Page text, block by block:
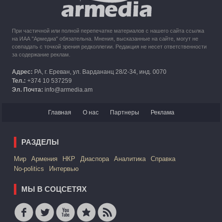
При частичной или полной перепечатке материалов с нашего сайта ссылка
на ИАА "Армедиа" обязательна. Мнения, высказанные на сайте, могут не
совпадать с точкой зрения редколлегии. Редакция не несет ответственности
за содержание реклам.
Адрес: РА, г. Ереван, ул. Вардананц 28/2-34, инд. 0070
Тел.: +374 10 537259
Эл. Почта: info@armedia.am
Главная О нас Партнеры Реклама
РАЗДЕЛЫ
Mир Армения НКР Диаспора Аналитика
Справка
No-politics
Интервью
МЫ В СОЦСЕТЯХ